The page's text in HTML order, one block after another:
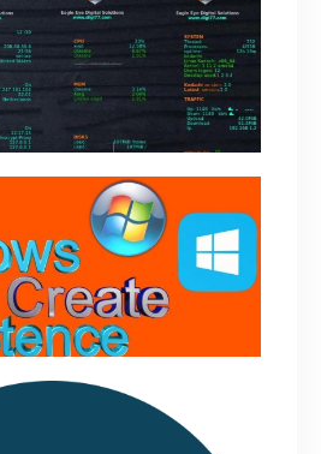
hành giúp bạn ẩn danh
trên Internet
June 21, 2018
Metasploit tự động khởi